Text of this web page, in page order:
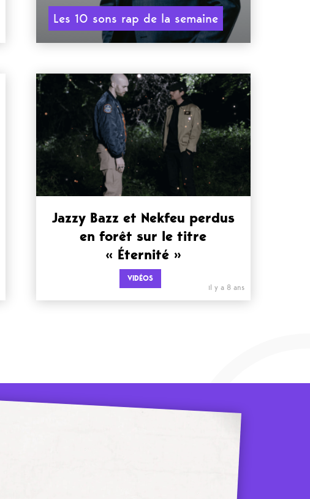
Les 10 sons rap de la semaine
Jazzy Bazz et Nekfeu perdus
en forêt sur le titre
« Éternité »
VIDÉOS
il y a 8 ans